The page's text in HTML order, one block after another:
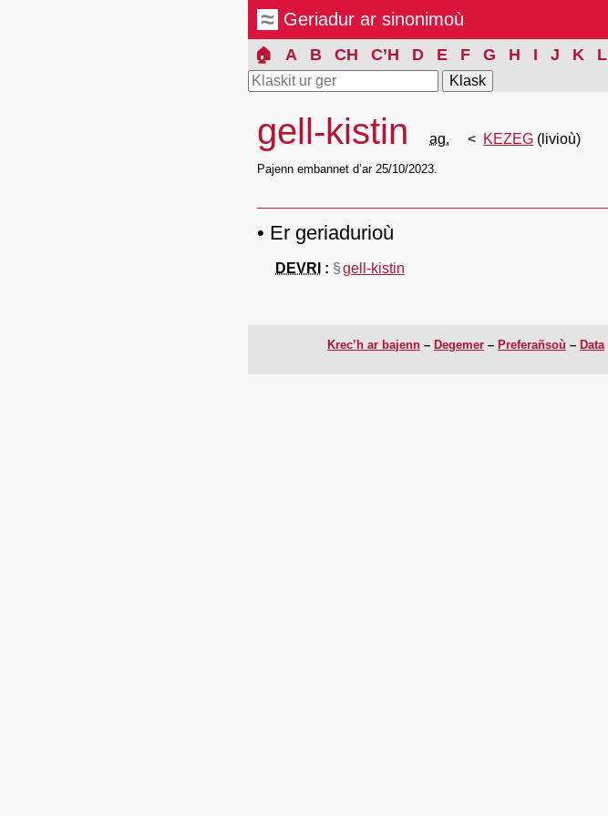
Geriadur ar sinonimoù
🏠 A B CH C’H D E F G H I J K L
gell-kistin ag. KEZEG (livioù)
Pajenn embannet d’ar 25/10/2023.
Er geriadurioù
DEVRI §gell-kistin
Krec’h ar bajenn Degemer Preferañsoù Data